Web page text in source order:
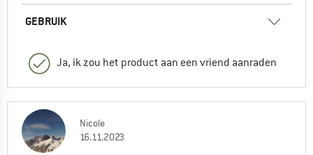
GEBRUIK
Ja, ik zou het product aan een vriend aanraden
Nicole
16.11.2023